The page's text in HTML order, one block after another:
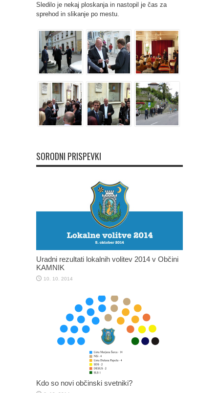
Sledilo je nekaj ploskanja in nastopil je čas za
sprehod in slikanje po mestu.
SORODNI PRISPEVKI
Uradni rezultati lokalnih volitev 2014 v Občini
KAMNIK
10. 10. 2014
Kdo so novi občinski svetniki?